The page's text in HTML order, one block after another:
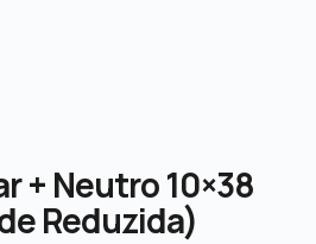
+ Neutro 10×38
Reduzida)